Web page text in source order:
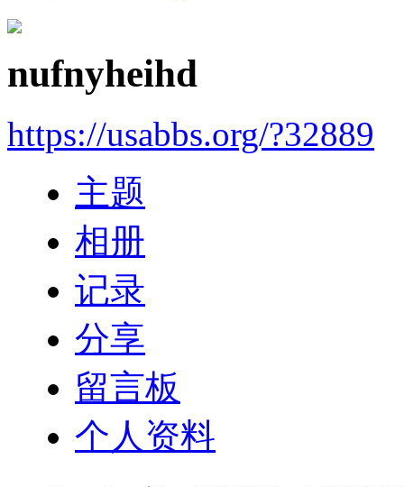
nufnyheihd
https://usabbs.org/?32889
主题
相册
记录
分享
留言板
个人资料